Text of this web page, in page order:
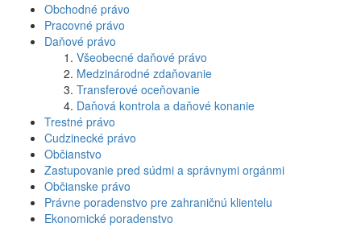
Obchodné právo
Pracovné právo
Daňové právo
Všeobecné daňové právo
Medzinárodné zdaňovanie
Transferové oceňovanie
Daňová kontrola a daňové konanie
Trestné právo
Cudzinecké právo
Občianstvo
Zastupovanie pred súdmi a správnymi orgánmi
Občianske právo
Právne poradenstvo pre zahraničnú klientelu
Ekonomické poradenstvo